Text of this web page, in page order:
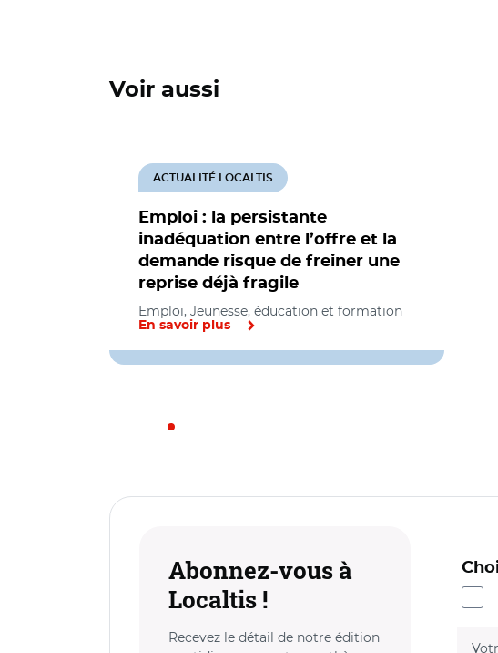
Voir aussi
Emploi : la persistante
inadéquation entre l’offre et la
demande risque de freiner une
reprise déjà fragile
ACTUALITÉ LOCALTIS
Emploi, Jeunesse, éducation et formation
En savoir plus
Abonnez-vous à
Localtis !
Recevez le détail de notre édition